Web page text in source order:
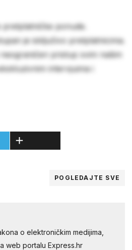
pretplatničke ponude.
je isključivo pretplatnicima.
pristup svim našim
intervjuima i
POGLEDAJTE SVE
o elektroničkim medijima,
web portalu Express.hr